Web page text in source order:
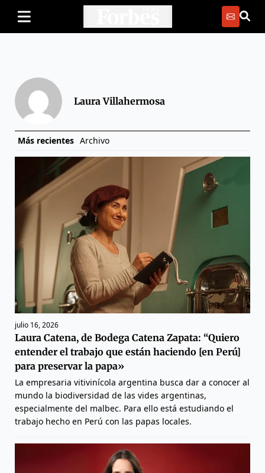
Laura Villahermosa
Más recientes Archivo
julio 16, 2026
Laura Catena, de Bodega Catena Zapata: “Quiero
entender el trabajo que están haciendo [en Perú]
para preservar la papa»
La empresaria vitivinícola argentina busca dar a conocer al
mundo la biodiversidad de las vides argentinas,
especialmente del malbec. Para ello está estudiando el
trabajo hecho en Perú con las papas locales.